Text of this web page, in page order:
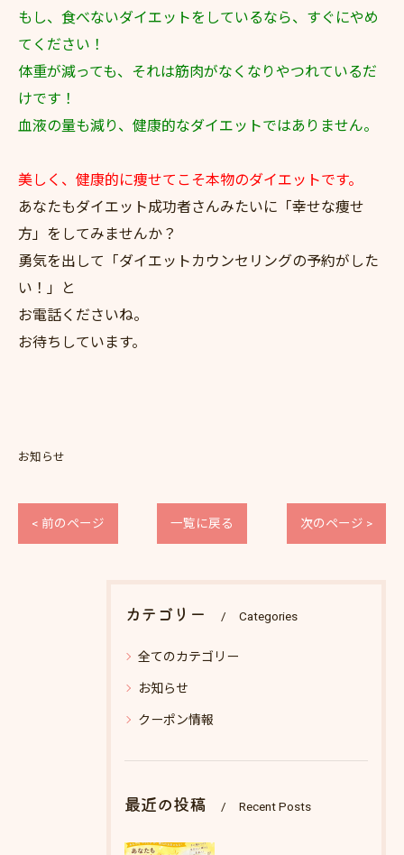
もし、食べないダイエットをしているなら、すぐにやめ
てください！
体重が減っても、それは筋肉がなくなりやつれているだ
けです！
血液の量も減り、健康的なダイエットではありません。
美しく、健康的に痩せてこそ本物のダイエットです。
あなたもダイエット成功者さんみたいに「幸せな痩せ
方」をしてみませんか？
勇気を出して「ダイエットカウンセリングの予約がした
い！」と
お電話くださいね。
お待ちしています。
お知らせ
< 前のページ 一覧に戻る 次のページ >
カテゴリー Categories
全てのカテゴリー
お知らせ
クーポン情報
最近の投稿 Recent Posts